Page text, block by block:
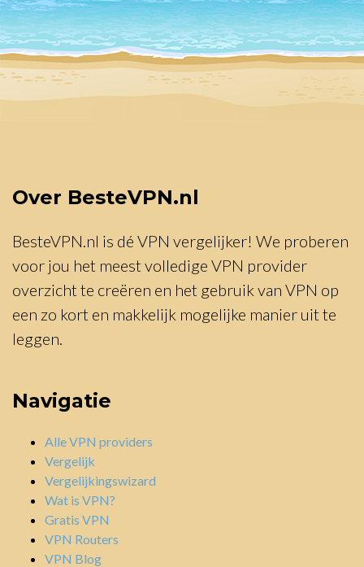
Over BesteVPN.nl
BesteVPN.nl is dé VPN vergelijker! We proberen
voor jou het meest volledige VPN provider
overzicht te creëren en het gebruik van VPN op
een zo kort en makkelijk mogelijke manier uit te
leggen.
Navigatie
Alle VPN providers
Vergelijk
Vergelijkingswizard
Wat is VPN?
Gratis VPN
VPN Routers
VPN Blog